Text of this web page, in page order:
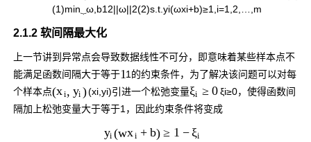
(1)min ω,b12||ω||2(2)s.t.yi(ωxi+b)≥1,i=1,2,…,m
2.1.2 软间隔最大化
上一节讲到异常点会导致数据线性不可分，即意味着某些样本点不
能满足函数间隔大于等于11的约束条件，为了解决该问题可以对每
个样本点(xi, yi )(xi,yi)引进一个松弛变量ξi ≥ 0 ξi≥0，使得函数间
隔加上松弛变量大于等于1，因此约束条件将变成
yi (wxi + b) ≥ 1 −ξi